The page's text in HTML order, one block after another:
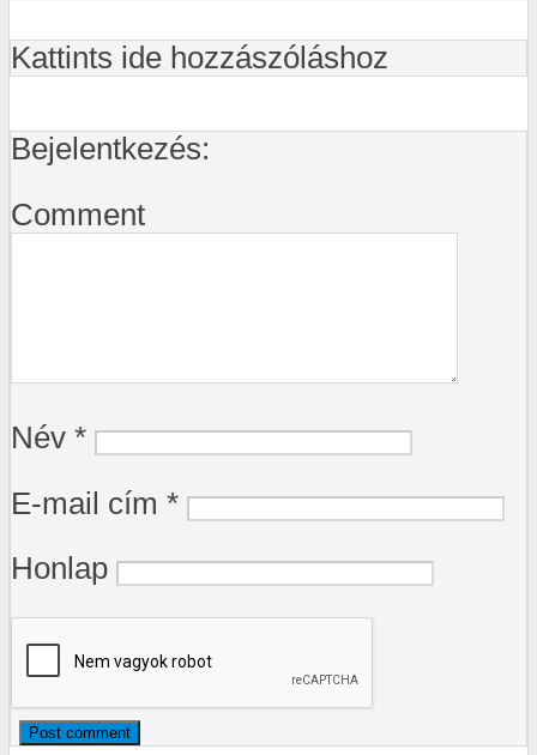
Kattints ide hozzászóláshoz
Bejelentkezés:
Comment
Név *
E-mail cím *
Honlap